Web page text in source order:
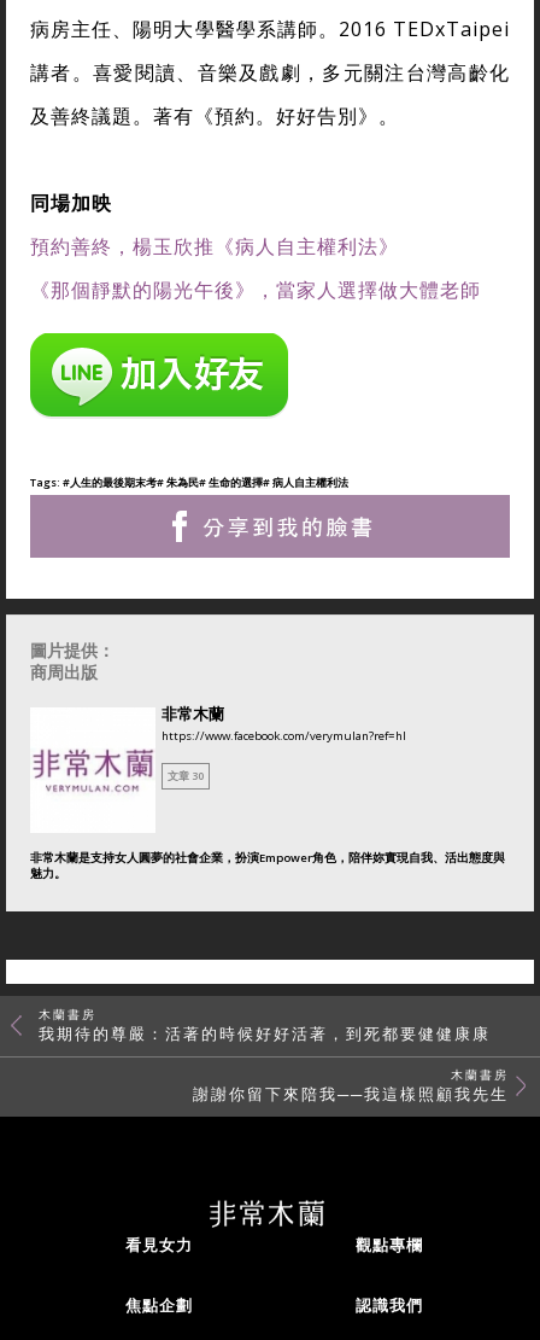
病房主任、陽明大學醫學系講師。2016 TEDxTaipei
講者。喜愛閱讀、音樂及戲劇，多元關注台灣高齡化
及善終議題。著有《預約。好好告別》。
同場加映
預約善終，楊玉欣推《病人自主權利法》
《那個靜默的陽光午後》，當家人選擇做大體老師
Tags: #人生的最後期末考# 朱為民# 生命的選擇# 病人自主權利法
圖片提供：
商周出版
非常木蘭
https://www.facebook.com/verymulan?ref=hl
文章 30
非常木蘭是支持女人圓夢的社會企業，扮演Empower角色，陪伴妳實現自我、活出態度與
魅力。
木蘭書房
我期待的尊嚴：活著的時候好好活著，到死都要健健康康
木蘭書房
謝謝你留下來陪我──我這樣照顧我先生
看見女力 觀點專欄
焦點企劃 認識我們